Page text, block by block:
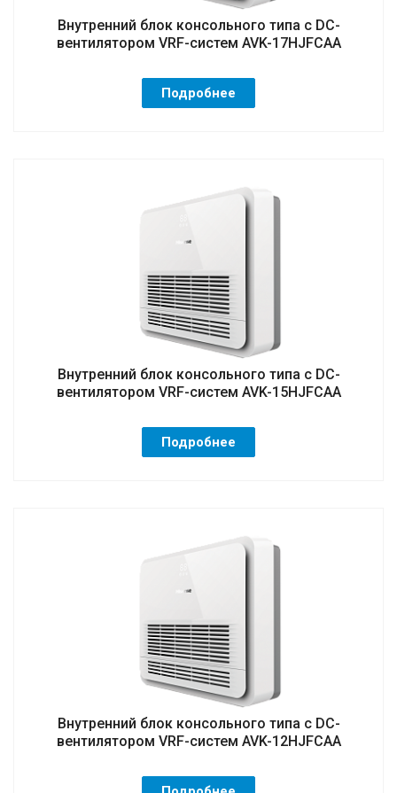
Внутренний блок консольного типа с DC-
вентилятором VRF-систем AVK-17HJFCAA
Подробнее
Внутренний блок консольного типа с DC-
вентилятором VRF-систем AVK-15HJFCAA
Подробнее
Внутренний блок консольного типа с DC-
вентилятором VRF-систем AVK-12HJFCAA